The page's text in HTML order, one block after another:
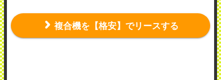
複合機を【格安】でリースする